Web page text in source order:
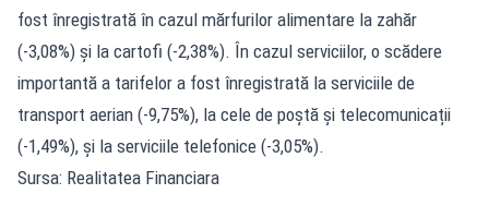
fost înregistrată în cazul mărfurilor alimentare la zahăr
(-3,08%) și la cartofi (-2,38%). În cazul serviciilor, o scădere
importantă a tarifelor a fost înregistrată la serviciile de
transport aerian (-9,75%), la cele de poștă și telecomunicații
(-1,49%), și la serviciile telefonice (-3,05%).
Sursa: Realitatea Financiara